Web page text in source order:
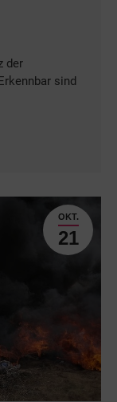
der
sind
OKT.
21